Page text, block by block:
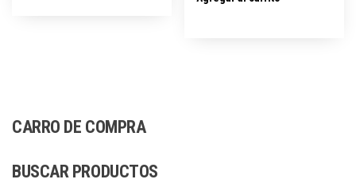
CARRO DE COMPRA
BUSCAR PRODUCTOS